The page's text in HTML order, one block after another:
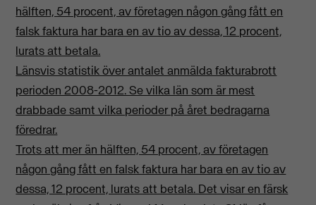
hälften, 54 procent, av företagen någon gång fått en
falsk faktura har bara en av tio av dessa, 12 procent,
lurats att betala.
Länsvis statistik över antalet anmälda fakturabrott
perioden 2008-2012. Se vilka län som är mest
drabbade samt vilka perioder på året bedragarna
föredrar.
Trots att mer än hälften, 54 procent, av företagen
någon gång fått en falsk faktura har bara en av tio av
dessa, 12 procent, lurats att betala. Det visar en färsk